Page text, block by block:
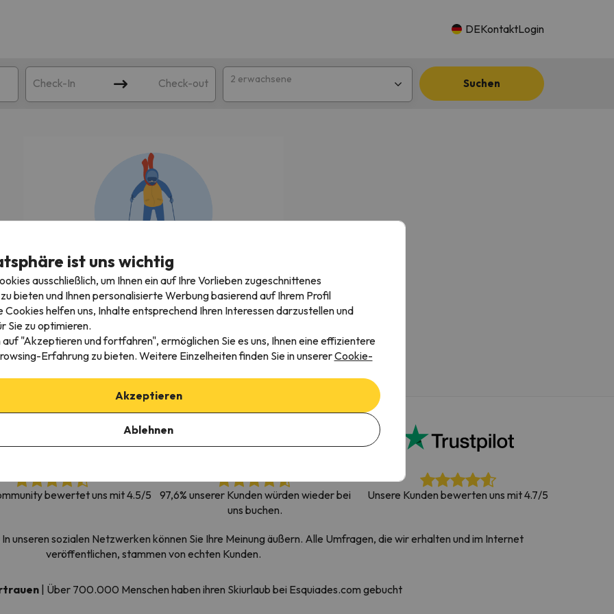
DEKontaktLogin
Check-In Check-out 2 erwachsene Suchen
Ihrer Suche entsprechen. Versuchen Sie, das Ziel zu ändern.
Sobald er seinen Kompass gefunden hat, wird er zurück sein.
Wir suchen gerade die besten Angebote!
bewertet uns mit 4.5/5
97,6% unserer Kunden würden wieder bei
uns buchen.
Unsere Kunden bewerten uns mit 4.7/5
unseren sozialen Netzwerken können Sie Ihre Meinung äußern. Alle Umfragen, die wir erhalten und im Internet
veröffentlichen, stammen von echten Kunden.
Über 700.000 Menschen haben ihren Skiurlaub bei Esquiades.com gebucht
ist uns wichtig
ausschließlich, um Ihnen ein auf Ihre Vorlieben zugeschnittenes
bieten und Ihnen personalisierte Werbung basierend auf Ihrem Profil
Cookies helfen uns, Inhalte entsprechend Ihren Interessen darzustellen und
Sie zu optimieren.
auf "Akzeptieren und fortfahren", ermöglichen Sie es uns, Ihnen eine effizientere
Erfahrung zu bieten. Weitere Einzelheiten finden Sie in unsererCookie-
Akzeptieren
Ablehnen